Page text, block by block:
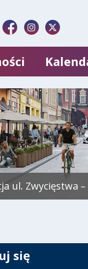
ul. Zwycięstwa
się